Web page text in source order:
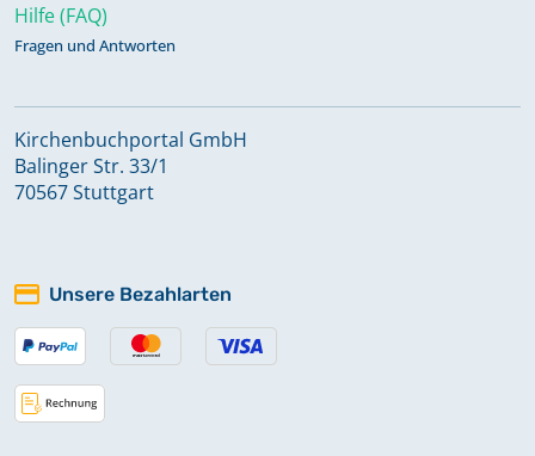
Hilfe (FAQ)
Fragen und Antworten
Kirchenbuchportal GmbH
Balinger Str. 33/1
70567 Stuttgart
Unsere Bezahlarten